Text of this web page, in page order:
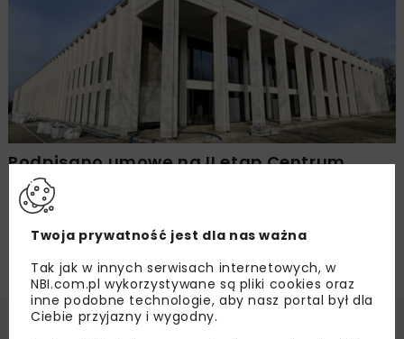
Podpisano umowę na II etap Centrum
Muzyki w Krakowie
Twoja prywatność jest dla nas ważna
Tak jak w innych serwisach internetowych, w
NBI.com.pl wykorzystywane są pliki cookies oraz
inne podobne technologie, aby nasz portal był dla
Ciebie przyjazny i wygodny.